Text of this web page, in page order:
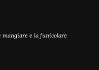
mangiare e la funicolare